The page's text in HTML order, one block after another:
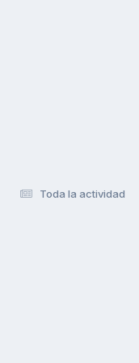
Toda la actividad